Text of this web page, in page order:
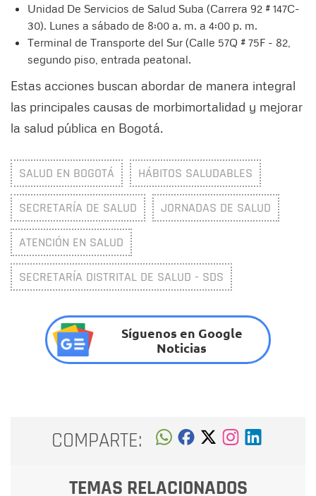
Unidad De Servicios de Salud Suba (Carrera 92 # 147C-
30). Lunes a sábado de 8:00 a. m. a 4:00 p. m.
Terminal de Transporte del Sur (Calle 57Q # 75F - 82,
segundo piso, entrada peatonal.
Estas acciones buscan abordar de manera integral
las principales causas de morbimortalidad y mejorar
la salud pública en Bogotá.
SALUD EN BOGOTÁ HÁBITOS SALUDABLES
SECRETARÍA DE SALUD JORNADAS DE SALUD
ATENCIÓN EN SALUD
SECRETARÍA DISTRITAL DE SALUD - SDS
Síguenos en Google
Noticias
COMPARTE:
TEMAS RELACIONADOS